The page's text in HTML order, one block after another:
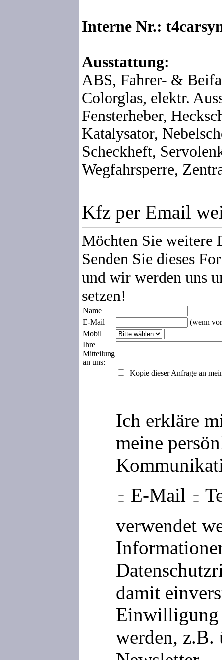
Interne Nr.:
Ausstattung:
ABS, Fahrer- &
Colorglas, elektr.
Fensterheber,
Katalysator,
Scheckheft,
Wegfahrsperre,
Kfz per Email
Möchten Sie weitere
Senden Sie dieses
und wir werden uns
setzen!
Name
E-Mail
(wenn
Mobil
Ihre
Mitteilung
an uns:
Kopie dieser Anfrage an
Ich erkläre
meine
E-Mail
verwendet
damit
Einwilligung
werden,